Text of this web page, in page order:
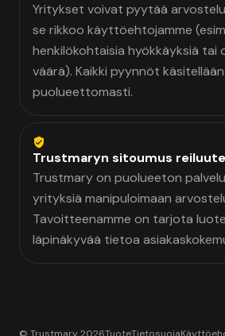
Yritykset voivat pyytää
se rikkoo käyttöehtojamme
henkilökohtaisia hyökkäyksiä tai
väärä). Kaikki pyynnöt käsitellään
puolueettomasti.
Trustmaryn sitoumus
Trustmary on puolueeton
yrityksiä manipuloimaan
Tavoitteenamme on tarjota
läpinäkyvää tietoa